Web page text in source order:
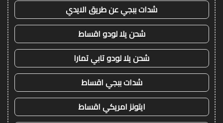
شدات ببجي عن طريق الايدي
شحن يلا لودو اقساط
شحن يلا لودو تابي تمارا
شدات ببجي اقساط
ايتونز امريكي اقساط